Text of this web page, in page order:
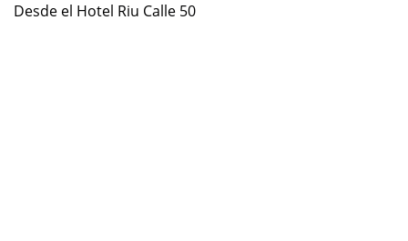
Desde el Hotel Riu Calle 50